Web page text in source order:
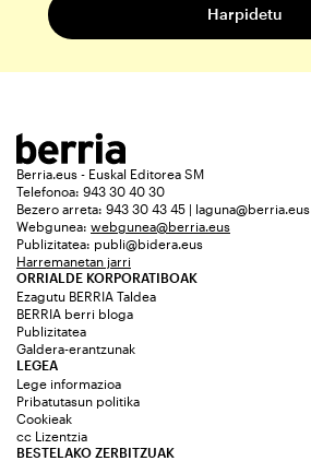
Berria.eus - Euskal Editorea SM
Telefonoa: 943 30 40 30
Bezero arreta: 943 30 43 45 | laguna@berria.eus
Webgunea: webgunea@berria.eus
Publizitatea: publi@bidera.eus
Harremanetan jarri
ORRIALDE KORPORATIBOAK
Ezagutu BERRIA Taldea
BERRIA berri bloga
Publizitatea
Galdera-erantzunak
LEGEA
Lege informazioa
Pribatutasun politika
Cookieak
cc Lizentzia
BESTELAKO ZERBITZUAK